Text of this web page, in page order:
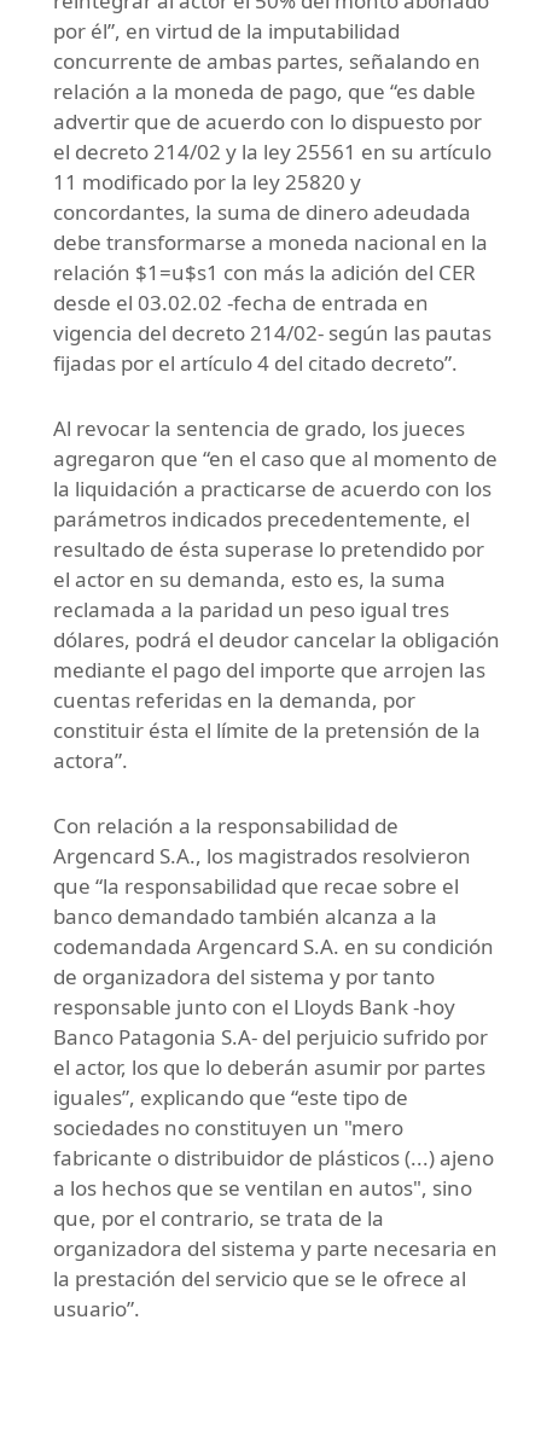
por él”, en virtud de la imputabilidad
concurrente de ambas partes, señalando en
relación a la moneda de pago, que “es dable
advertir que de acuerdo con lo dispuesto por
el decreto 214/02 y la ley 25561 en su artículo
11 modificado por la ley 25820 y
concordantes, la suma de dinero adeudada
debe transformarse a moneda nacional en la
relación $1=u$s1 con más la adición del CER
desde el 03.02.02 -fecha de entrada en
vigencia del decreto 214/02- según las pautas
fijadas por el artículo 4 del citado decreto”.
Al revocar la sentencia de grado, los jueces
agregaron que “en el caso que al momento de
la liquidación a practicarse de acuerdo con los
parámetros indicados precedentemente, el
resultado de ésta superase lo pretendido por
el actor en su demanda, esto es, la suma
reclamada a la paridad un peso igual tres
dólares, podrá el deudor cancelar la obligación
mediante el pago del importe que arrojen las
cuentas referidas en la demanda, por
constituir ésta el límite de la pretensión de la
actora”.
Con relación a la responsabilidad de
Argencard S.A., los magistrados resolvieron
que “la responsabilidad que recae sobre el
banco demandado también alcanza a la
codemandada Argencard S.A. en su condición
de organizadora del sistema y por tanto
responsable junto con el Lloyds Bank -hoy
Banco Patagonia S.A- del perjuicio sufrido por
el actor, los que lo deberán asumir por partes
iguales”, explicando que “este tipo de
sociedades no constituyen un "mero
fabricante o distribuidor de plásticos (...) ajeno
a los hechos que se ventilan en autos", sino
que, por el contrario, se trata de la
organizadora del sistema y parte necesaria en
la prestación del servicio que se le ofrece al
usuario”.